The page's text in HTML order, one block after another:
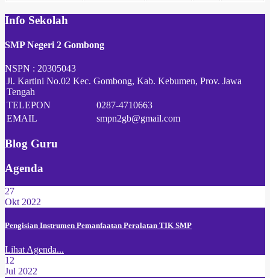
Info Sekolah
SMP Negeri 2 Gombong
NSPN : 20305043
Jl. Kartini No.02 Kec. Gombong, Kab. Kebumen, Prov. Jawa
Tengah
TELEPON
0287-4710663
EMAIL
smpn2gb@gmail.com
Blog Guru
Agenda
27
Okt 2022
Pengisian Instrumen Pemanfaatan Peralatan TIK SMP
Lihat Agenda...
12
Jul 2022